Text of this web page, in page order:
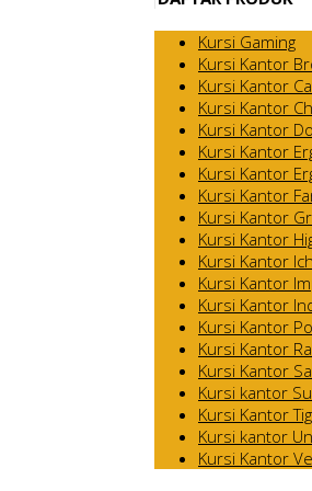
Kursi Gaming
Kursi Kantor
Kursi Kantor
Kursi Kantor
Kursi Kantor
Kursi Kantor
Kursi Kantor
Kursi Kantor
Kursi Kantor
Kursi Kantor
Kursi Kantor
Kursi Kantor
Kursi Kantor
Kursi Kantor
Kursi Kantor
Kursi Kantor
Kursi kantor
Kursi Kantor
Kursi kantor
Kursi Kantor